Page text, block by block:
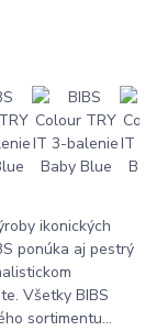
ikonických
ponúka aj pestrý
Všetky BIBS
sortimentu...